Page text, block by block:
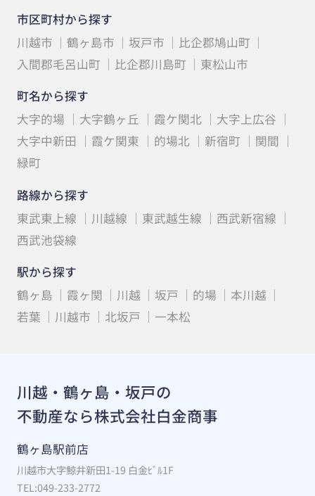
市区町村から探す
川越市
鶴ヶ島市 坂戸市
比企郡鳩山町
入間郡毛呂山町
比企郡川島町
東松山市
町名から探す
大字的場
大字鶴ヶ丘 霞ケ関北
大字上広谷
大字中新田
霞ケ関東 的場北 新宿町
関間
緑町
路線から探す
東武東上線
川越線 東武越生線
西武新宿線
西武池袋線
駅から探す
鶴ヶ島
霞ヶ関 川越 坂戸 的場
本川越
若葉
川越市 北坂戸 一本松
川越・鶴ヶ島・坂戸の
不動産なら株式会社白金商事
鶴ヶ島駅前店
川越市大字鯨井新田1-19 白金ﾋﾞﾙ1F
TEL:049-233-2772